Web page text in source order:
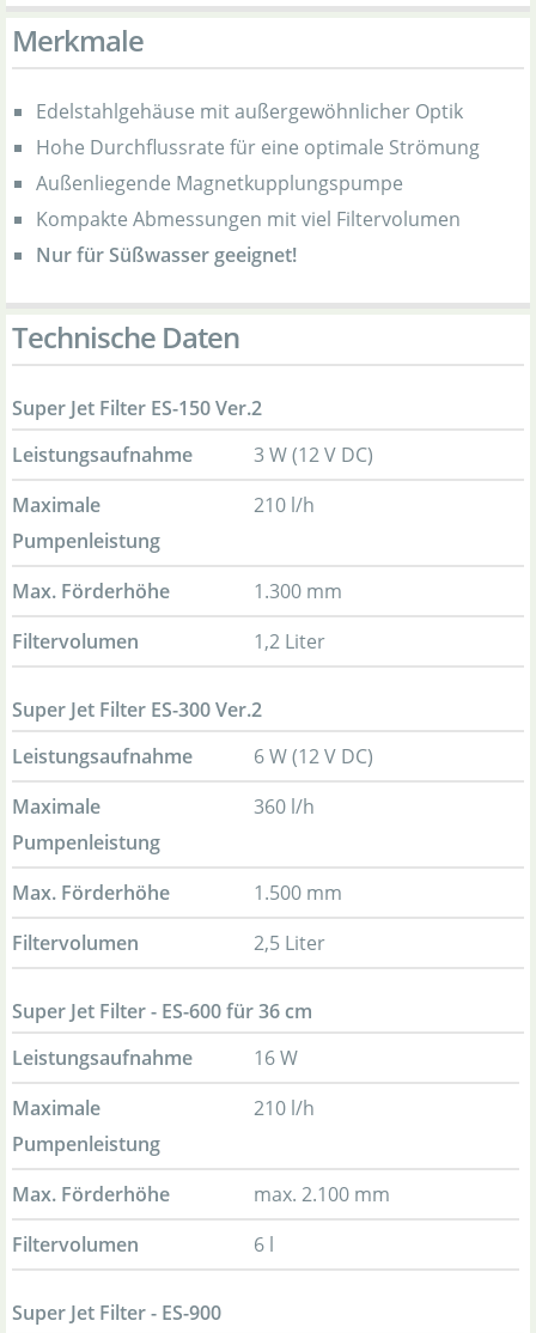
Merkmale
Edelstahlgehäuse mit außergewöhnlicher Optik
Hohe Durchflussrate für eine optimale Strömung
Außenliegende Magnetkupplungspumpe
Kompakte Abmessungen mit viel Filtervolumen
Nur für Süßwasser geeignet!
Technische Daten
Super Jet Filter ES-150 Ver.2
Leistungsaufnahme
3 W (12 V DC)
Maximale
Pumpenleistung
210 l/h
Max. Förderhöhe
1.300 mm
Filtervolumen
1,2 Liter
Super Jet Filter ES-300 Ver.2
Leistungsaufnahme
6 W (12 V DC)
Maximale
Pumpenleistung
360 l/h
Max. Förderhöhe
1.500 mm
Filtervolumen
2,5 Liter
Super Jet Filter - ES-600 für 36 cm
Leistungsaufnahme
16 W
Maximale
Pumpenleistung
210 l/h
Max. Förderhöhe
max. 2.100 mm
Filtervolumen
6 l
Super Jet Filter - ES-900